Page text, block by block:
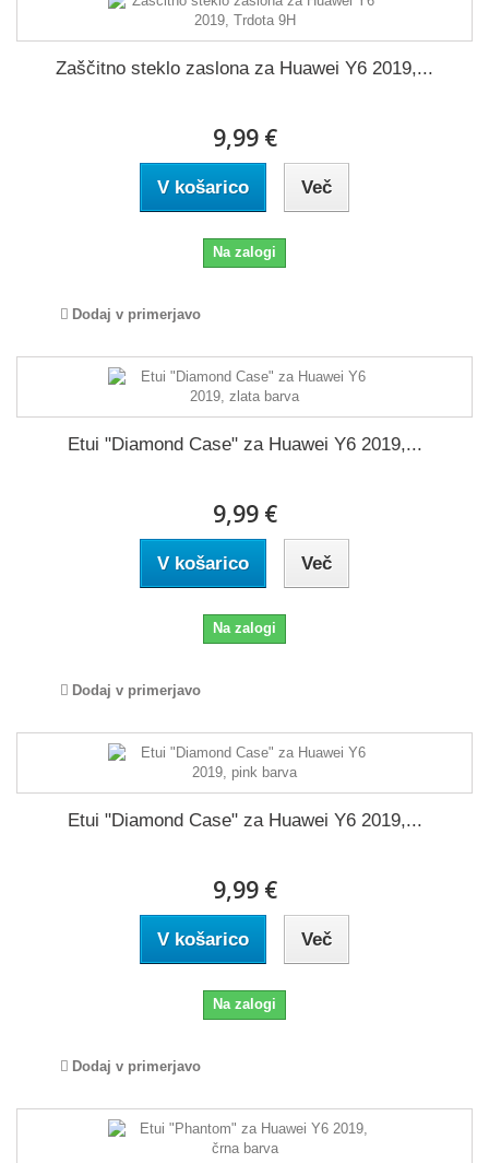
Zaščitno steklo zaslona za Huawei Y6 2019,...
9,99 €
V košarico Več
Na zalogi
Dodaj v primerjavo
Etui "Diamond Case" za Huawei Y6 2019,...
9,99 €
V košarico Več
Na zalogi
Dodaj v primerjavo
Etui "Diamond Case" za Huawei Y6 2019,...
9,99 €
V košarico Več
Na zalogi
Dodaj v primerjavo